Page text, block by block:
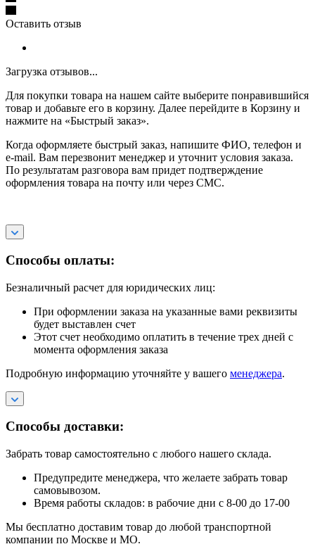
Оставить отзыв
Загрузка отзывов...
Для покупки товара на нашем сайте выберите понравившийся
товар и добавьте его в корзину. Далее перейдите в Корзину и
нажмите на «Быстрый заказ».
Когда оформляете быстрый заказ, напишите ФИО, телефон и
e-mail. Вам перезвонит менеджер и уточнит условия заказа.
По результатам разговора вам придет подтверждение
оформления товара на почту или через СМС.
Способы оплаты:
Безналичный расчет для юридических лиц:
При оформлении заказа на указанные вами реквизиты
будет выставлен счет
Этот счет необходимо оплатить в течение трех дней с
момента оформления заказа
Подробную информацию уточняйте у вашего менеджера.
Способы доставки:
Забрать товар самостоятельно с любого нашего склада.
Предупредите менеджера, что желаете забрать товар
самовывозом.
Время работы складов: в рабочие дни с 8-00 до 17-00
Мы бесплатно доставим товар до любой транспортной
компании по Москве и МО.